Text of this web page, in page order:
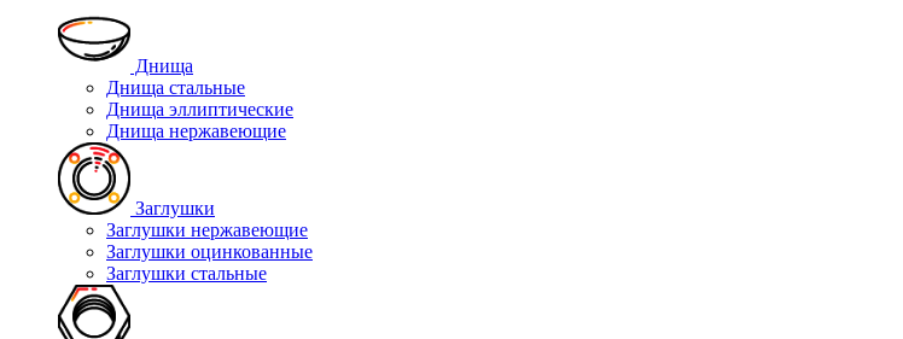
Днища
Днища стальные
Днища эллиптические
Днища нержавеющие
Заглушки
Заглушки нержавеющие
Заглушки оцинкованные
Заглушки стальные